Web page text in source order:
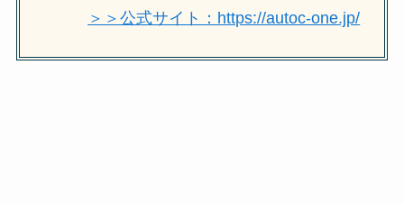
＞＞公式サイト：https://autoc-one.jp/